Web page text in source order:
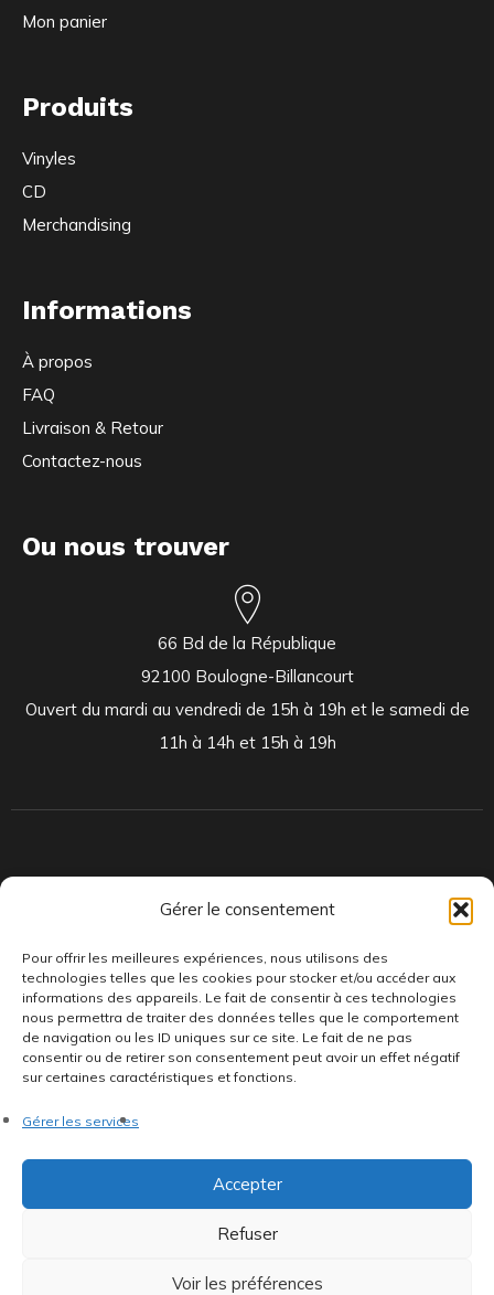
Gérer le consentement
Pour offrir les meilleures expériences, nous utilisons des
technologies telles que les cookies pour stocker et/ou accéder aux
informations des appareils. Le fait de consentir à ces technologies
nous permettra de traiter des données telles que le comportement
de navigation ou les ID uniques sur ce site. Le fait de ne pas
consentir ou de retirer son consentement peut avoir un effet négatif
sur certaines caractéristiques et fonctions.
Gérer les services
Accepter
Refuser
Voir les préférences
Mon panier
Produits
Vinyles
CD
Merchandising
Informations
À propos
FAQ
Livraison & Retour
Contactez-nous
Ou nous trouver
66 Bd de la République
92100 Boulogne-Billancourt
Ouvert du mardi au vendredi de 15h à 19h et le samedi de
11h à 14h et 15h à 19h
toujours des pépites musicales, dont des vinyles rares et exclusifs.
confidentialité
Politique de cookies•Termes & Condition•Mentions légales